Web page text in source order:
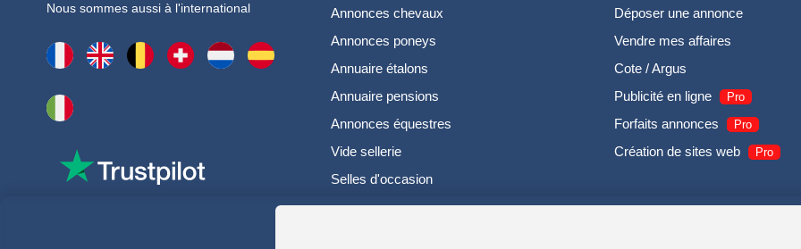
Nous sommes aussi à l'international
Annonces chevaux
Annonces poneys
Annuaire étalons
Annuaire pensions
Annonces équestres
Vide sellerie
Selles d'occasion
Déposer une annonce
Vendre mes affaires
Cote / Argus
Publicité en ligne
Pro
Forfaits annonces Pro
Création de sites web Pro